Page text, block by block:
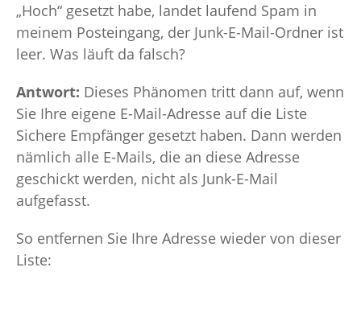
„Hoch“ gesetzt habe, landet laufend Spam in
meinem Posteingang, der Junk-E-Mail-Ordner ist
leer. Was läuft da falsch?
Antwort: Dieses Phänomen tritt dann auf, wenn
Sie Ihre eigene E-Mail-Adresse auf die Liste
Sichere Empfänger gesetzt haben. Dann werden
nämlich alle E-Mails, die an diese Adresse
geschickt werden, nicht als Junk-E-Mail
aufgefasst.
So entfernen Sie Ihre Adresse wieder von dieser
Liste: